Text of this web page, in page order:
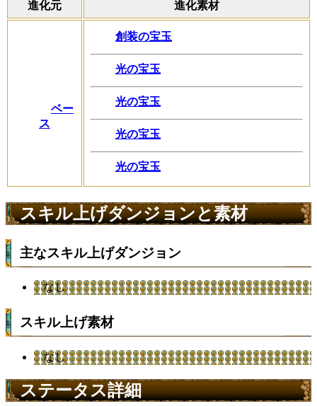
進化元 進化素材
ベー
ス
創装の宝玉
光の宝玉
光の宝玉
光の宝玉
光の宝玉
スキル上げダンジョンと素材
主なスキル上げダンジョン
なし
スキル上げ素材
なし
ステータス詳細